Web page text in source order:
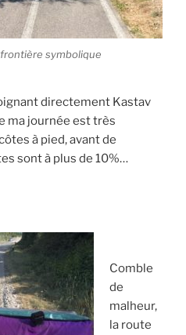
symbolique
directement Kastav
ma journée est très
à pied, avant de
sont à plus de 10%…
Comble
de
malheur,
la route